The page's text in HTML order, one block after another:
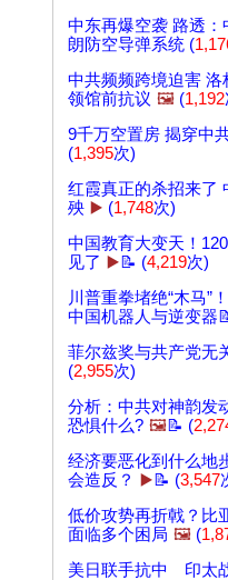
中东再爆空袭 路透：
朗防空导弹系统 (
中共频频跨境迫害 洛
领馆前抗议 🖼️ (1,192
9千万空置房 揭穿中
(1,395次)
红霞真正的杀招来了
殃 ▶️ (1,748次)
中国教育大变天！
见了 ▶️📝 (4,219次)
川普重拳堵绝“木马”
中国机器人与逆变器
菲尔兹奖与共产党无
(2,955次)
分析：中共对神韵发
恐惧什么? 🖼️📝 (
经济要恶化到什么地
会造反？
▶️📝 (3,547
低价攻势再折戟？比
面临多个困局 🖼️ (
美日联手抗中 印太